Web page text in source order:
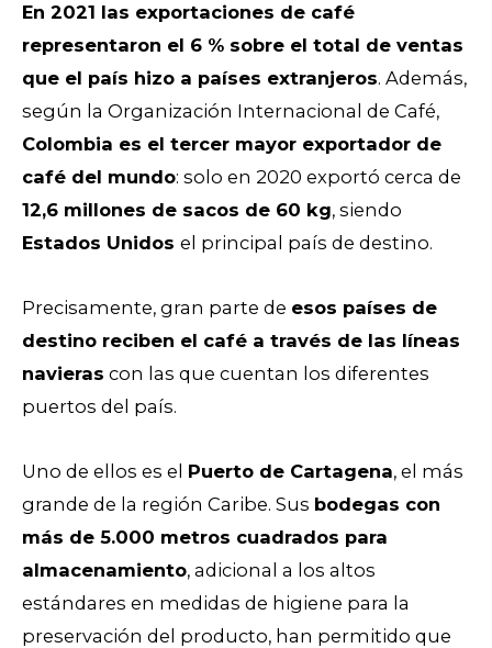
En 2021 las exportaciones de café
representaron el 6 % sobre el total de ventas
que el país hizo a países extranjeros. Además,
según la Organización Internacional de Café,
Colombia es el tercer mayor exportador de
café del mundo: solo en 2020 exportó cerca de
12,6 millones de sacos de 60 kg, siendo
Estados Unidos el principal país de destino.
Precisamente, gran parte de esos países de
destino reciben el café a través de las líneas
navieras con las que cuentan los diferentes
puertos del país.
Uno de ellos es el Puerto de Cartagena, el más
grande de la región Caribe. Sus bodegas con
más de 5.000 metros cuadrados para
almacenamiento, adicional a los altos
estándares en medidas de higiene para la
preservación del producto, han permitido que